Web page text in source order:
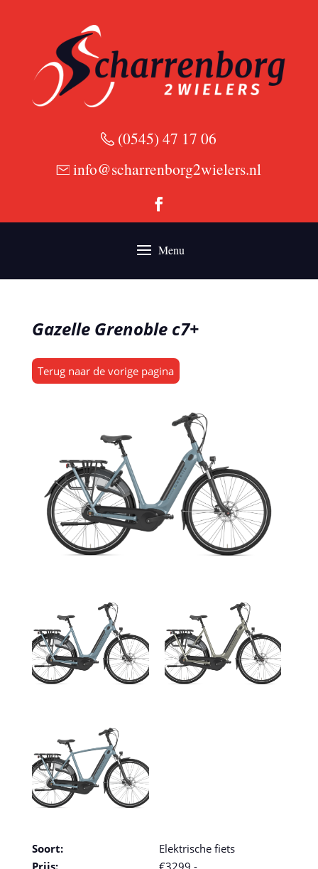
(0545) 47 17 06
info@scharrenborg2wielers.nl
Gazelle Grenoble c7+
Terug naar de vorige pagina
Soort:
Elektrische fiets
Prijs:
€3299.-